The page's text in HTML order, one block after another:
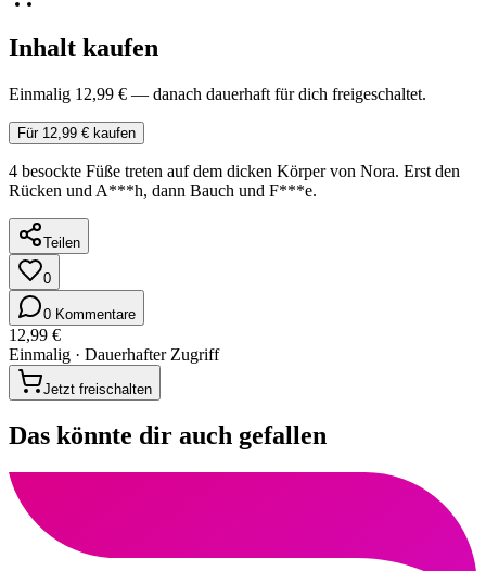
Inhalt kaufen
Einmalig 12,99 € — danach dauerhaft für dich freigeschaltet.
Für 12,99 € kaufen
4 besockte Füße treten auf dem dicken Körper von Nora. Erst den
Rücken und A***h, dann Bauch und F***e.
Teilen
0
0 Kommentare
12,99 €
Einmalig · Dauerhafter Zugriff
Jetzt freischalten
Das könnte dir auch gefallen